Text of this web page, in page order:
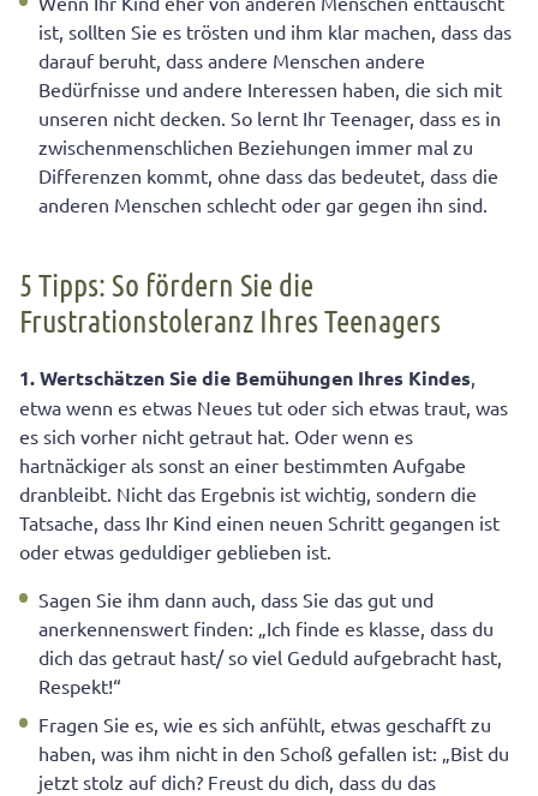
ist, sollten Sie es trösten und ihm klar machen, dass das
darauf beruht, dass andere Menschen andere
Bedürfnisse und andere Interessen haben, die sich mit
unseren nicht decken. So lernt Ihr Teenager, dass es in
zwischenmenschlichen Beziehungen immer mal zu
Differenzen kommt, ohne dass das bedeutet, dass die
anderen Menschen schlecht oder gar gegen ihn sind.
5 Tipps: So fördern Sie die
Frustrationstoleranz Ihres Teenagers
1. Wertschätzen Sie die Bemühungen Ihres Kindes,
etwa wenn es etwas Neues tut oder sich etwas traut, was
es sich vorher nicht getraut hat. Oder wenn es
hartnäckiger als sonst an einer bestimmten Aufgabe
dranbleibt. Nicht das Ergebnis ist wichtig, sondern die
Tatsache, dass Ihr Kind einen neuen Schritt gegangen ist
oder etwas geduldiger geblieben ist.
Sagen Sie ihm dann auch, dass Sie das gut und
anerkennenswert finden: „Ich finde es klasse, dass du
dich das getraut hast/ so viel Geduld aufgebracht hast,
Respekt!“
Fragen Sie es, wie es sich anfühlt, etwas geschafft zu
haben, was ihm nicht in den Schoß gefallen ist: „Bist du
jetzt stolz auf dich? Freust du dich, dass du das